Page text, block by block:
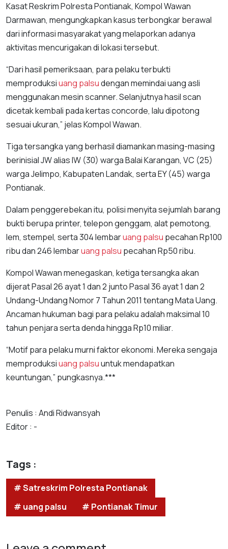
Kasat Reskrim Polresta Pontianak, Kompol Wawan
Darmawan, mengungkapkan kasus terbongkar berawal
dari informasi masyarakat yang melaporkan adanya
aktivitas mencurigakan di lokasi tersebut.
“Dari hasil pemeriksaan, para pelaku terbukti
memproduksiuang palsudengan memindai uang asli
menggunakan mesin scanner. Selanjutnya hasil scan
dicetak kembali pada kertas concorde, lalu dipotong
sesuai ukuran,” jelas Kompol Wawan.
Tiga tersangka yang berhasil diamankan masing-masing
berinisial JW alias IW (30) warga Balai Karangan, VC (25)
warga Jelimpo, Kabupaten Landak, serta EY (45) warga
Pontianak.
Dalam penggerebekan itu, polisi menyita sejumlah barang
bukti berupa printer, telepon genggam, alat pemotong,
lem, stempel, serta 304 lembaruang palsu pecahan Rp100
ribu dan 246 lembaruang palsu pecahan Rp50 ribu.
Kompol Wawan menegaskan, ketiga tersangka akan
dijerat Pasal 26 ayat 1 dan 2 junto Pasal 36 ayat 1 dan 2
Undang-Undang Nomor 7 Tahun 2011 tentang Mata Uang.
Ancaman hukuman bagi para pelaku adalah maksimal 10
tahun penjara serta denda hingga Rp10 miliar.
“Motif para pelaku murni faktor ekonomi. Mereka sengaja
memproduksiuang palsuuntuk mendapatkan
keuntungan,” pungkasnya.***
Penulis : Andi Ridwansyah
Editor : -
Tags :
# Satreskrim Polresta Pontianak
# uang palsu
# Pontianak Timur